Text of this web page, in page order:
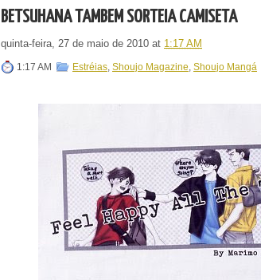
BETSUHANA TAMBÉM SORTEIA CAMISETA
quinta-feira, 27 de maio de 2010 at 1:17 AM
1:17 AM Estréias, Shoujo Magazine, Shoujo Mangá